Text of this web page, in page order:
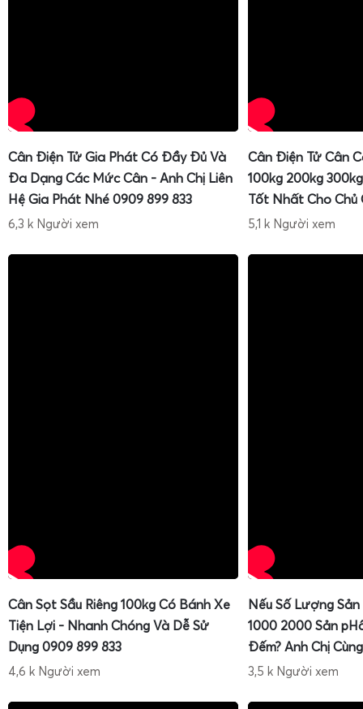
Để được tư vấn chi tiết vềcân điện tử Tanita KD-200 1kg
KD-321, KD-160, lựa chọn model phù hợp cho nhu cầu
cân hạt macca, cân thực phẩmvà nhận báo giá tốt,
HOTLINE 0909.899.833 CÂN ĐIỆN TỬ GIA PHÁTđể được
và chuyên nghiệp, anh chị nhé!
Cân Điện Tử Gia Phát Có Đầy Đủ Và
Đa Dạng Các Mức Cân - Anh Chị Liên
Hệ Gia Phát Nhé 0909 899 833
6,3 k Người xem
Cân Điện Tử Cân
100kg 200kg
Tốt Nhất Cho Chủ
5,1 k Người xem
Cân Sọt Sầu Riêng 100kg Có Bánh Xe
Tiện Lợi - Nhanh Chóng Và Dễ Sử
Dụng 0909 899 833
4,6 k Người xem
Nếu Số Lượng
1000 2000 Sản
Đếm? Anh Chị
3,5 k Người xem